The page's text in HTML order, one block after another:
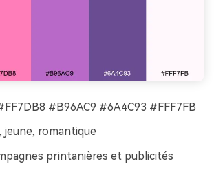
#B96AC9 #6A4C93 #FFF7FB
jeune, romantique
printanières et publicités